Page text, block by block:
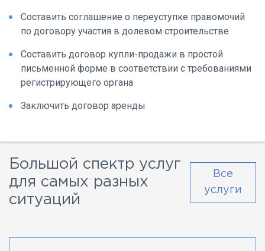
Составить соглашение о переуступке правомочий
по договору участия в долевом строительстве
Составить договор купли-продажи в простой
письменной форме в соответствии с требованиями
регистрирующего органа
Заключить договор аренды
Большой спектр услуг
для самых разных
ситуаций
Все
услуги